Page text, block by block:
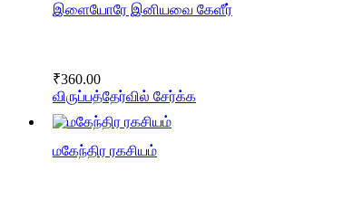
இளையோரே இனியவை கேளீர்
₹360.00
விருப்பத்தேர்வில் சேர்க்க
மகேந்திர ரகசியம்